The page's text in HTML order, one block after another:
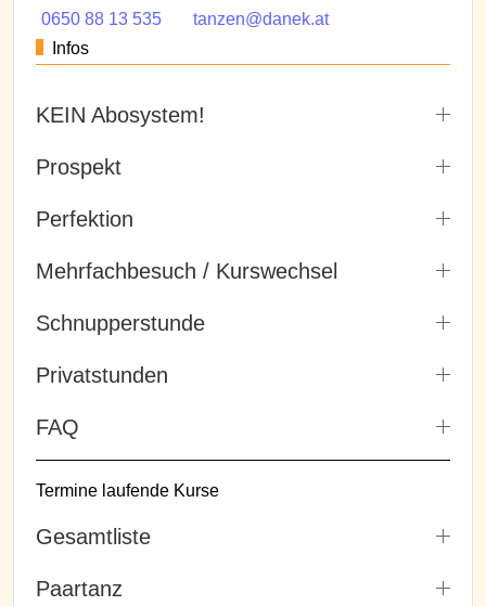
0650 88 13 535
tanzen@danek.at
Infos
KEIN Abosystem!
Prospekt
Perfektion
Mehrfachbesuch / Kurswechsel
Schnupperstunde
Privatstunden
FAQ
Termine laufende Kurse
Gesamtliste
Paartanz